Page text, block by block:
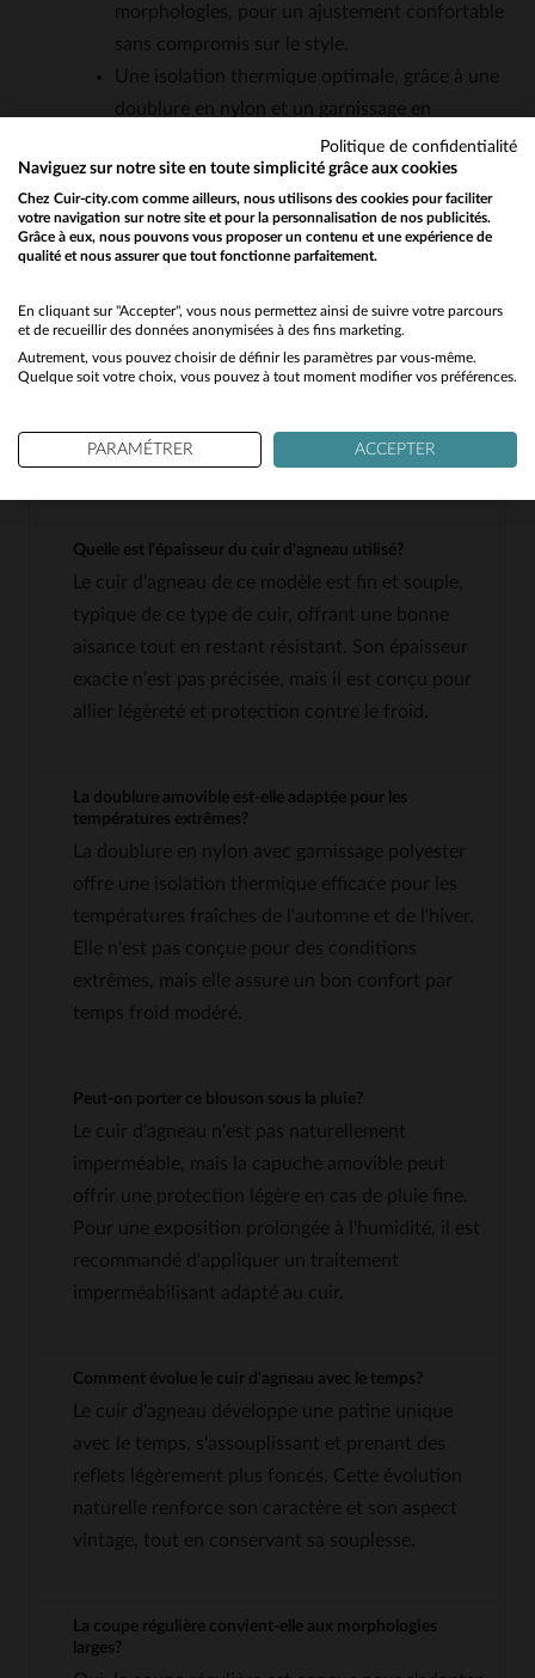
morphologies, pour un ajustement confortable
sans compromis sur le style.
Une isolation thermique optimale, grâce à une
doublure en nylon et un garnissage en
polyester, parfaite pour l'automne et l'hiver.
Une capuche amovible, pour s'adapter aux
conditions météo et personnaliser son look.
Des poches fonctionnelles, avec trois poches
un rangement pratique.
Un style polyvalent, qui se marie aussi bien
avec un jean et des baskets qu'avec un
Quelle est l'épaisseur du cuir d'agneau utilisé?
Le cuir d'agneau de ce modèle est fin et souple,
typique de ce type de cuir, offrant une bonne
aisance tout en restant résistant. Son épaisseur
exacte n'est pas précisée, mais il est conçu pour
allier légèreté et protection contre le froid.
La doublure amovible est-elle adaptée pour les
températures extrêmes?
La doublure en nylon avec garnissage polyester
offre une isolation thermique efficace pour les
températures fraîches de l'automne et de l'hiver.
Elle n'est pas conçue pour des conditions
extrêmes, mais elle assure un bon confort par
temps froid modéré.
Peut-on porter ce blouson sous la pluie?
Le cuir d'agneau n'est pas naturellement
imperméable, mais la capuche amovible peut
offrir une protection légère en cas de pluie fine.
Pour une exposition prolongée à l'humidité, il est
recommandé d'appliquer un traitement
imperméabilisant adapté au cuir.
Comment évolue le cuir d'agneau avec le temps?
Le cuir d'agneau développe une patine unique
avec le temps, s'assouplissant et prenant des
reflets légèrement plus foncés. Cette évolution
naturelle renforce son caractère et son aspect
vintage, tout en conservant sa souplesse.
La coupe régulière convient-elle aux morphologies
larges?
Would you like to be redirected to our English site?
No
Yes
Politique de confidentialité
Naviguez sur notre site en toute simplicité grâce aux cookies
Chez Cuir-city.com comme ailleurs, nous utilisons des cookies pour faciliter
votre navigation sur notre site et pour la personnalisation de nos publicités.
Grâce à eux, nous pouvons vous proposer un contenu et une expérience de
qualité et nous assurer que tout fonctionne parfaitement.
En cliquant sur "Accepter", vous nous permettez ainsi de suivre votre parcours
et de recueillir des données anonymisées à des fins marketing.
Autrement, vous pouvez choisir de définir les paramètres par vous-même.
Quelque soit votre choix, vous pouvez à tout moment modifier vos préférences.
PARAMÉTRER ACCEPTER